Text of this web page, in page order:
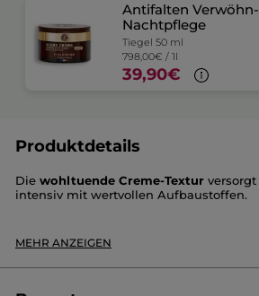
Antifalten Verwöhn-
Nachtpflege
Tiegel 50 ml
798,00€ / 1l
39,90€
Produktdetails
Die wohltuende Creme-Textur
intensiv mit wertvollen Aufbaustoffen.
Durch das regenerierende Öl aus 1000
glättet und die Haut fühlbar
MEHR ANZEIGEN